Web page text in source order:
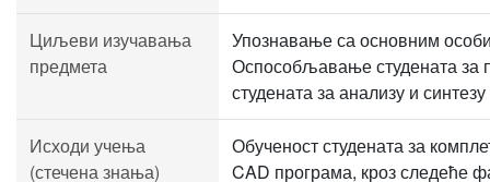
Циљеви изучавања
предмета
Упознавање са основним
Оспособљавање студената за
студената за анализу и
Исходи учења
(стечена знања)
Обученост студената за
CAD програма, кроз следеће